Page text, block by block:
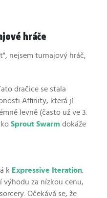
hráče
nejsem turnajový hráč,
dračice se stala
Affinity, která jí
levně (často už ve 3.
Sprout Swarm dokáže
k Expressive Iteration
výhodu za nízkou cenu,
Očekává se, že